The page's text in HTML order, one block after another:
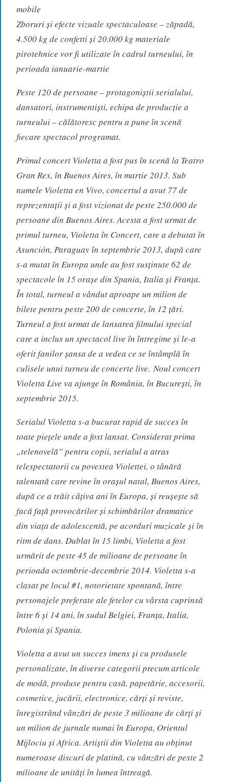
mobile
Zboruri și efecte vizuale spectaculoase – zăpadă,
4.500 kg de confetti și 20.000 kg materiale
pirotehnice vor fi utilizate în cadrul turneului, în
perioada ianuarie-martie
Peste 120 de persoane – protagoniștii serialului,
dansatori, instrumentiști, echipa de producție a
turneului – călătoresc pentru a pune în scenă
fiecare spectacol programat.
Primul concert Violetta a fost pus în scenă la Teatro
Gran Rex, în Buenos Aires, în martie 2013. Sub
numele Violetta en Vivo, concertul a avut 77 de
reprezentații și a fost vizionat de peste 250.000 de
persoane din Buenos Aires. Acesta a fost urmat de
primul turneu, Violetta în Concert, care a debutat în
Asunción, Paraguay în septembrie 2013, după care
s-a mutat în Europa unde au fost susținute 62 de
spectacole în 15 orașe din Spania, Italia și Franța.
În total, turneul a vândut aproape un milion de
bilete pentru peste 200 de concerte, în 12 țări.
Turneul a fost urmat de lansarea filmului special
care a inclus un spectacol live în întregime și le-a
oferit fanilor șansa de a vedea ce se întâmplă în
culisele unui turneu de concerte live. Noul concert
Violetta Live va ajunge în România, în București, în
septembrie 2015.
Serialul Violetta s-a bucurat rapid de succes în
toate piețele unde a fost lansat. Considerat prima
„telenovelă” pentru copii, serialul a atras
telespectatorii cu povestea Violettei, o tânără
talentată care revine în orașul natal, Buenos Aires,
după ce a trăit câţiva ani în Europa, și reușește să
facă față provocărilor și schimbărilor dramatice
din viața de adolescentă, pe acorduri muzicale și în
ritm de dans. Dublat în 15 limbi, Violetta a fost
urmărit de peste 45 de milioane de persoane în
perioada octombrie-decembrie 2014. Violetta s-a
clasat pe locul #1, notorietate spontană, între
personajele preferate ale fetelor cu vârsta cuprinsă
între 6 și 14 ani, în sudul Belgiei, Franța, Italia,
Polonia și Spania.
Violetta a avut un succes imens şi cu produsele
personalizate, în diverse categorii precum articole
de modă, produse pentru casă, papetărie, accesorii,
cosmetice, jucării, electronice, cărţi şi reviste,
înregistrând vânzări de peste 3 milioane de cărţi şi
un milion de jurnale numai în Europa, Orientul
Mijlociu şi Africa. Artiștii din Violetta au obținut
numeroase discuri de platină, cu vânzări de peste 2
milioane de unităţi în lumea întreagă.